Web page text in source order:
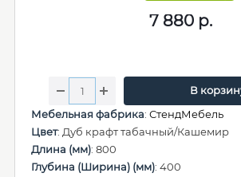
7 880р.
В
Мебельная фабрика: СтендМебель
Цвет: Дуб крафт табачный/Кашемир
Длина (мм): 800
Глубина (Ширина) (мм): 400